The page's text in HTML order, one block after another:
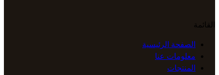
القائمة
الصفحة الرئيسية
معلومات عنا
المنتجات